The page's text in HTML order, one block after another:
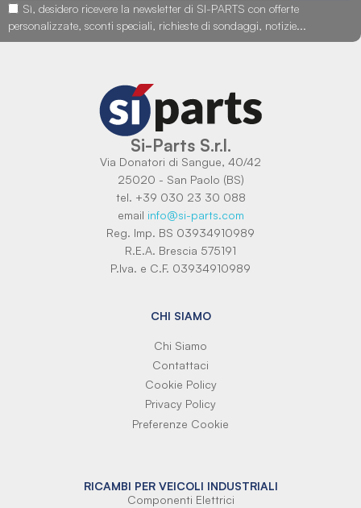
Sì, desidero ricevere la newsletter di SI-PARTS con offerte
personalizzate, sconti speciali, richieste di sondaggi, notizie...
Si-Parts S.r.l.
Via Donatori di Sangue, 40/42
25020 - San Paolo (BS)
tel. +39 030 23 30 088
email info@si-parts.com
Reg. Imp. BS 03934910989
R.E.A. Brescia 575191
P.Iva. e C.F. 03934910989
CHI SIAMO
Chi Siamo
Contattaci
Cookie Policy
Privacy Policy
Preferenze Cookie
RICAMBI PER VEICOLI INDUSTRIALI
Componenti Elettrici